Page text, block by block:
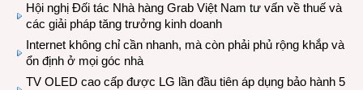
Hội nghị Đối tác Nhà hàng Grab Việt Nam tư vấn về thuế và
các giải pháp tăng trưởng kinh doanh
Internet không chỉ cần nhanh, mà còn phải phủ rộng khắp và
ổn định ở mọi góc nhà
TV OLED cao cấp được LG lần đầu tiên áp dụng bảo hành 5